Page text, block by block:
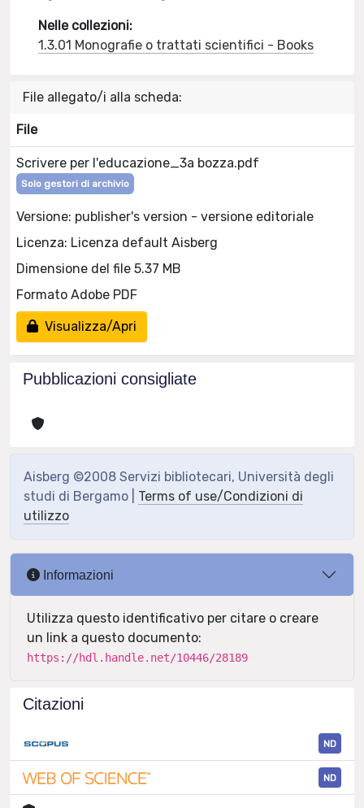
Nelle collezioni:
1.3.01 Monografie o trattati scientifici - Books
File allegato/i alla scheda:
File
Scrivere per l'educazione_3a bozza.pdf
Solo gestori di archivio
Versione: publisher's version - versione editoriale
Licenza: Licenza default Aisberg
Dimensione del file 5.37 MB
Formato Adobe PDF
Visualizza/Apri
Pubblicazioni consigliate
Aisberg ©2008 Servizi bibliotecari, Università degli
studi di Bergamo | Terms of use/Condizioni di
utilizzo
Informazioni
Utilizza questo identificativo per citare o creare
un link a questo documento:
https://hdl.handle.net/10446/28189
Citazioni
ND
ND